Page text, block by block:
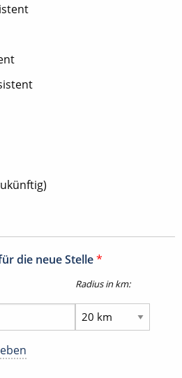
die neue Stelle*
Radius in km: